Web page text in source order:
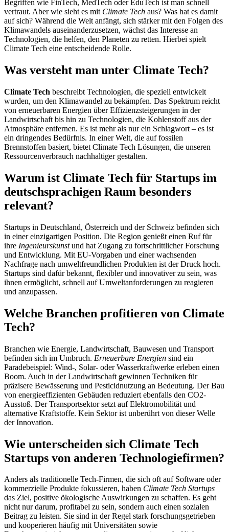
Begriffen wie FinTech, MedTech oder EduTech ist man schnell
vertraut. Aber wie sieht es mit Climate Tech aus? Was hat es damit
auf sich? Während die Welt anfängt, sich stärker mit den Folgen des
Klimawandels auseinanderzusetzen, wächst das Interesse an
Technologien, die helfen, den Planeten zu retten. Hierbei spielt
Climate Tech eine entscheidende Rolle.
Was versteht man unter Climate Tech?
Climate Tech beschreibt Technologien, die speziell entwickelt
wurden, um den Klimawandel zu bekämpfen. Das Spektrum reicht
von erneuerbaren Energien über Effizienzsteigerungen in der
Landwirtschaft bis hin zu Technologien, die Kohlenstoff aus der
Atmosphäre entfernen. Es ist mehr als nur ein Schlagwort – es ist
ein dringendes Bedürfnis. In einer Welt, die auf fossilen
Brennstoffen basiert, bietet Climate Tech Lösungen, die unseren
Ressourcenverbrauch nachhaltiger gestalten.
Warum ist Climate Tech für Startups im
deutschsprachigen Raum besonders
relevant?
Startups in Deutschland, Österreich und der Schweiz befinden sich
in einer einzigartigen Position. Die Region genießt einen Ruf für
ihre Ingenieurskunstund hat Zugang zu fortschrittlicher Forschung
und Entwicklung. Mit EU-Vorgaben und einer wachsenden
Nachfrage nach umweltfreundlichen Produkten ist der Druck hoch.
Startups sind dafür bekannt, flexibler und innovativer zu sein, was
ihnen ermöglicht, schnell auf Umweltanforderungen zu reagieren
und anzupassen.
Welche Branchen profitieren von Climate
Tech?
Branchen wie Energie, Landwirtschaft, Bauwesen und Transport
befinden sich im Umbruch. Erneuerbare Energien sind ein
Paradebeispiel: Wind-, Solar- oder Wasserkraftwerke erleben einen
Boom. Auch in der Landwirtschaft gewinnen Techniken für
präzisere Bewässerung und Pesticidnutzung an Bedeutung. Der Bau
von energieeffizienten Gebäuden reduziert ebenfalls den CO2-
Ausstoß. Der Transportsektor setzt auf Elektromobilität und
alternative Kraftstoffe. Kein Sektor ist unberührt von dieser Welle
der Innovation.
Wie unterscheiden sich Climate Tech
Startups von anderen Technologiefirmen?
Anders als traditionelle Tech-Firmen, die sich oft auf Software oder
kommerzielle Produkte fokussieren, haben Climate Tech Startups
das Ziel, positive ökologische Auswirkungen zu schaffen. Es geht
nicht nur darum, profitabel zu sein, sondern auch einen sozialen
Beitrag zu leisten. Sie sind in der Regel stark forschungsgetrieben
und kooperieren häufig mit Universitäten sowie